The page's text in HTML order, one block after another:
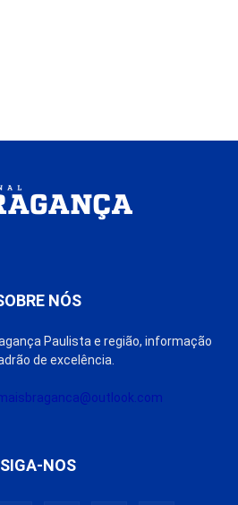
NÓS
Paulista e região, informação
de excelência.
SIGA-NOS